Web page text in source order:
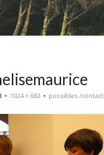
• 1024 × 682 • possibles /contact